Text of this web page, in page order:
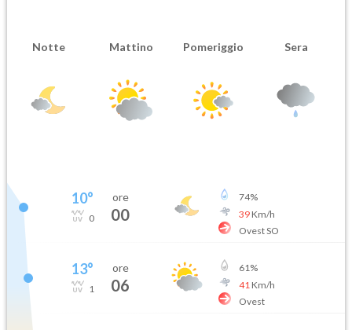
Notte Mattino Pomeriggio Sera
10°
0
ore
00
74%
39Km/h
Ovest SO
13°
1
ore
06
61%
41 Km/h
Ovest